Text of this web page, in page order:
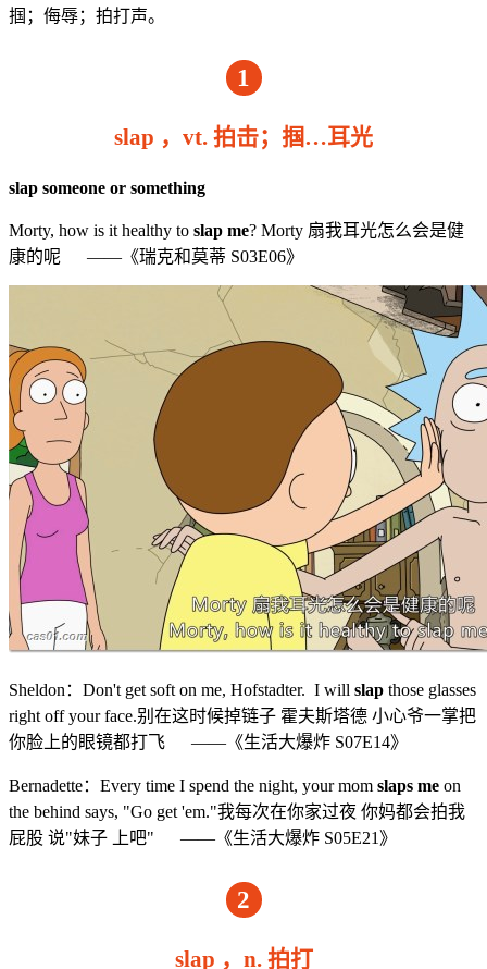
掴；侮辱；拍打声。
1
slap ，vt. 拍击；掴…耳光
slap someone or something
Morty, how is it healthy to slap me? Morty 扇我耳光怎么会是健
康的呢 ——《瑞克和莫蒂 S03E06》
Sheldon：Don't get soft on me, Hofstadter. I will slap those glasses
right off your face.别在这时候掉链子 霍夫斯塔德 小心爷一掌把
你脸上的眼镜都打飞 ——《生活大爆炸 S07E14》
Bernadette：Every time I spend the night, your mom slaps me on
the behind says, "Go get 'em."我每次在你家过夜 你妈都会拍我
屁股 说"妹子 上吧" ——《生活大爆炸 S05E21》
2
slap ，n. 拍打